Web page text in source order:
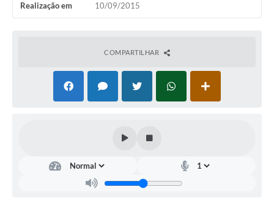
Realização em 10/09/2015
COMPARTILHAR